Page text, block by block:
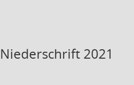
2021